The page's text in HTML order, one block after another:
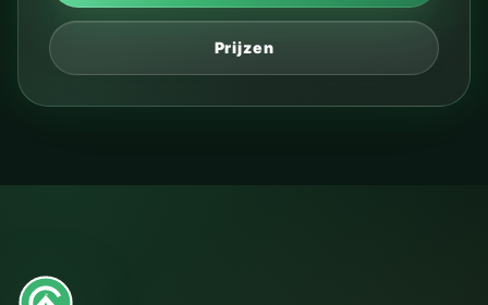
Prijzen